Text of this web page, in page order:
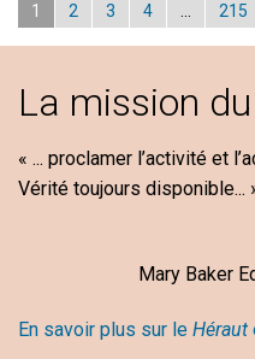
1 2 3 4 215
La mission du
« ... proclamer l’activité et
Vérité toujours disponible...
Mary Baker
En savoir plus sur le Héraut